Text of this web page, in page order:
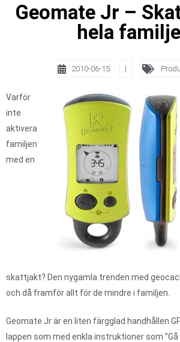
Geomate Jr –
hela
2010-06-15 |
Varför
inte
aktivera
familjen
med en
skattjakt? Den nygamla trenden med
och då framför allt för de mindre i familjen.
Geomate Jr är en liten färgglad handhållen
lappen som med enkla instruktioner som ”Gå